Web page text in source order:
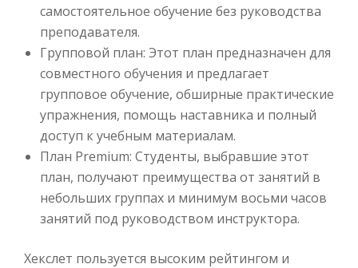
самостоятельное обучение без руководства
преподавателя.
Групповой план: Этот план предназначен для
совместного обучения и предлагает
групповое обучение, обширные практические
упражнения, помощь наставника и полный
доступ к учебным материалам.
План Premium: Студенты, выбравшие этот
план, получают преимущества от занятий в
небольших группах и минимум восьми часов
занятий под руководством инструктора.
Хекслет пользуется высоким рейтингом и